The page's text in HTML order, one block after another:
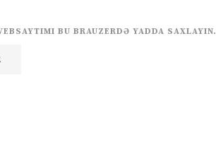
BU BRAUZERDƏ YADDA SAXLAYIN.